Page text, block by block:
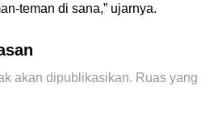
teman di sana,” ujarnya.
akan dipublikasikan. Ruas yang